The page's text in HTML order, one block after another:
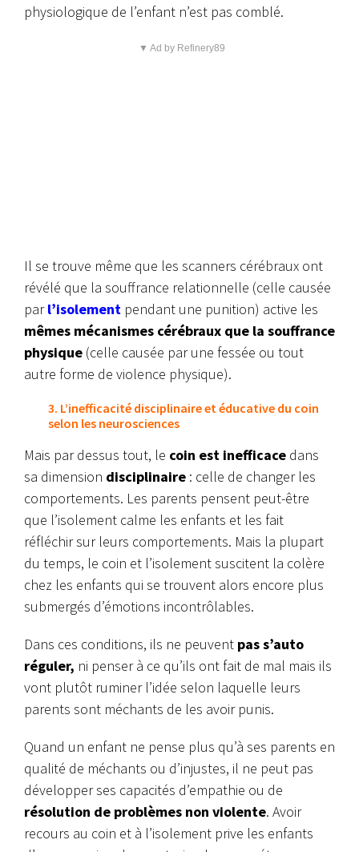
physiologique de l’enfant n’est pas comblé.
▼ Ad by Refinery89
Il se trouve même que les scanners cérébraux ont
révélé que la souffrance relationnelle (celle causée
parl’isolement pendant une punition) active les
mêmes mécanismes cérébraux que la souffrance
physique (celle causée par une fessée ou tout
autre forme de violence physique).
3. L’inefficacité disciplinaire et éducative du coin
selon les neurosciences
Mais par dessus tout, le coin est inefficace dans
sa dimension disciplinaire : celle de changer les
comportements. Les parents pensent peut-être
que l’isolement calme les enfants et les fait
réfléchir sur leurs comportements. Mais la plupart
du temps, le coin et l’isolement suscitent la colère
chez les enfants qui se trouvent alors encore plus
submergés d’émotions incontrôlables.
Dans ces conditions, ils ne peuvent pas s’auto
réguler, ni penser à ce qu’ils ont fait de mal mais ils
vont plutôt ruminer l’idée selon laquelle leurs
parents sont méchants de les avoir punis.
Quand un enfant ne pense plus qu’à ses parents en
qualité de méchants ou d’injustes, il ne peut pas
développer ses capacités d’empathie ou de
résolution de problèmes non violente. Avoir
recours au coin et à l’isolement prive les enfants